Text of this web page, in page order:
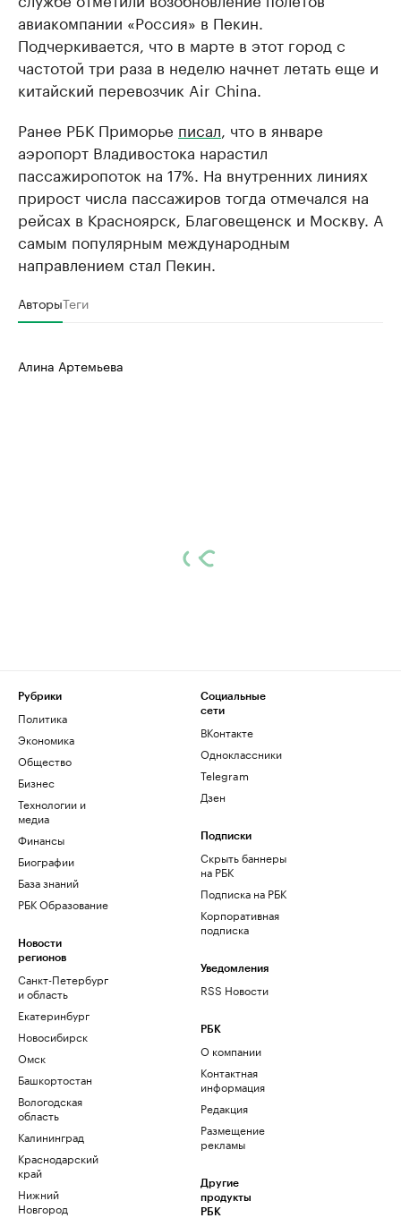
авиакомпании «Россия» в Пекин.
Подчеркивается, что в марте в этот город с
частотой три раза в неделю начнет летать еще и
китайский перевозчик Air China.
Ранее РБК Приморье писал , что в январе
аэропорт Владивостока нарастил
пассажиропоток на 17%. На внутренних линиях
прирост числа пассажиров тогда отмечался на
рейсах в Красноярск, Благовещенск и Москву. А
самым популярным международным
направлением стал Пекин.
АвторыТеги
Алина Артемьева
Рубрики
Политика
Экономика
Общество
Бизнес
Технологии и
медиа
Финансы
Биографии
База знаний
РБК Образование
Новости
регионов
Санкт-Петербург
и область
Екатеринбург
Новосибирск
Омск
Башкортостан
Вологодская
область
Калининград
Краснодарский
край
Нижний
Новгород
Социальные
сети
ВКонтакте
Одноклассники
Telegram
Дзен
Подписки
Скрыть баннеры
на РБК
Подписка на РБК
Корпоративная
подписка
Уведомления
RSS Новости
РБК
О компании
Контактная
информация
Редакция
Размещение
рекламы
Другие
продукты
РБК